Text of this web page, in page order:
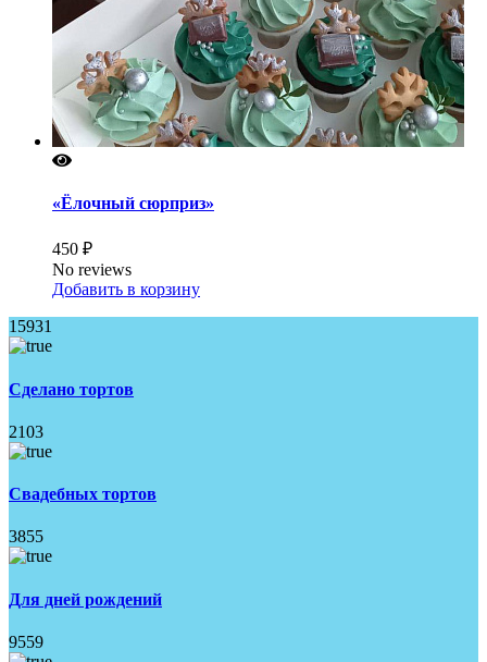
«Ёлочный сюрприз»
450 ₽
No reviews
Добавить в корзину
15931
Сделано тортов
2103
Свадебных тортов
3855
Для дней рождений
9559